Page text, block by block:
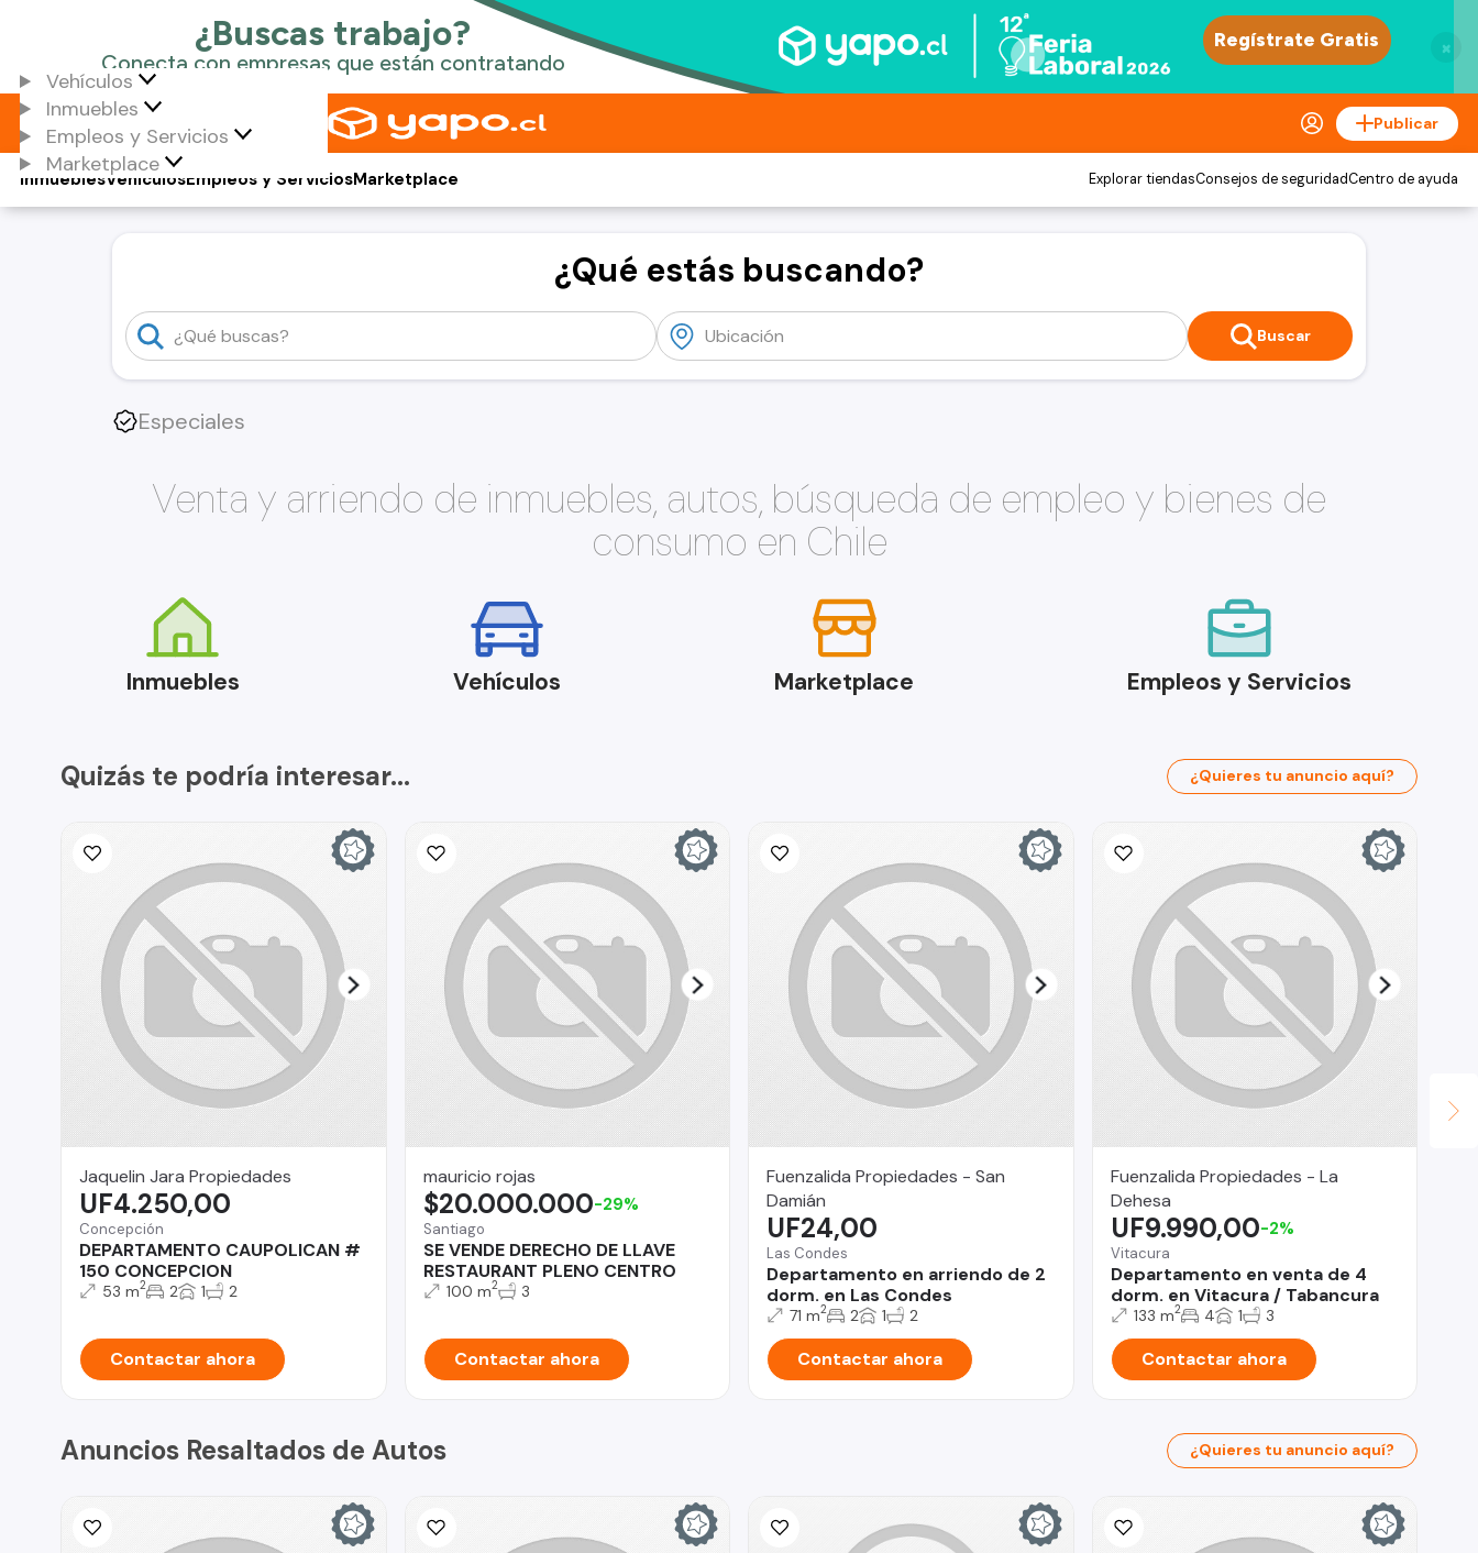
×
Vehículos
Inmuebles
Empleos y Servicios
Marketplace
Publicar
Vehículos
Inmuebles Empleos y ServiciosMarketplace Explorar tiendasConsejos de seguridadCentro de ayuda
¿Qué estás buscando?
Buscar
Especiales
Venta y arriendo de inmuebles, autos, búsqueda de empleo y bienes de
consumo en Chile
Inmuebles Vehículos Marketplace Empleos y Servicios
Quizás te podría interesar... ¿Quieres tu anuncio aquí?
Jaquelin Jara Propiedades
Concepción
DEPARTAMENTO CAUPOLICAN #
150 CONCEPCION
UF4.250,00
53 m2 2 1 2
Contactar ahora
mauricio rojas
Santiago
SE VENDE DERECHO DE LLAVE
RESTAURANT PLENO CENTRO
$20.000.000-29%
100 m2 3
Contactar ahora
Fuenzalida Propiedades - San
Damián
Las Condes
Departamento en arriendo de 2
dorm. en Las Condes
UF24,00
71 m2 2 1 2
Contactar ahora
Fuenzalida Propiedades - La
Dehesa
Vitacura
Departamento en venta de 4
dorm. en Vitacura / Tabancura
UF9.990,00-2%
133 m2 4 1 3
Contactar ahora
Anuncios Resaltados de Autos ¿Quieres tu anuncio aquí?